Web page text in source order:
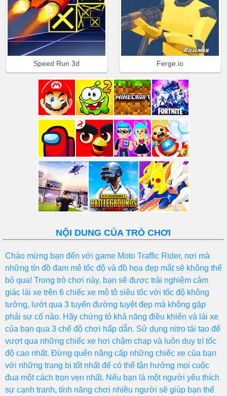
Speed Run 3d Ferge.io
NỘI DUNG CỦA TRÒ CHƠI
Chào mừng bạn đến với game Moto Traffic Rider, nơi mà
những tín đồ đam mê tốc độ và đồ họa đẹp mắt sẽ không thể
bỏ qua! Trong trò chơi này, bạn sẽ được trải nghiệm cảm
giác lái xe trên 6 chiếc xe mô tô siêu tốc với tốc độ không
tưởng, lướt qua 3 tuyến đường tuyệt đẹp mà không gặp
phải sự cố nào. Hãy chứng tỏ khả năng điều khiển và lái xe
của bạn qua 3 chế độ chơi hấp dẫn. Sử dụng nitro tái tạo để
vượt qua những chiếc xe hơi chậm chạp và luôn duy trì tốc
độ cao nhất. Đừng quên nâng cấp những chiếc xe của bạn
với những trang bị tốt nhất để có thể tận hưởng mọi cuộc
đua một cách trọn vẹn nhất. Nếu bạn là một người yêu thích
sự cạnh tranh, tính năng chơi nhiều người sẽ giúp bạn thể